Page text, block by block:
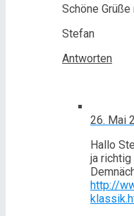
Schöne
Stefan
Antworten
26. Mai
Hallo
ja richtig
http://